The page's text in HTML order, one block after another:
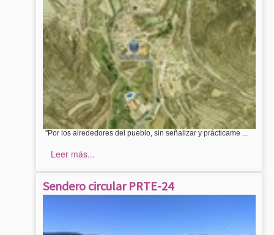
"Por los alrededores del pueblo, sin señalizar y prácticame ...
Leer más...
Sendero circular PRTE-24